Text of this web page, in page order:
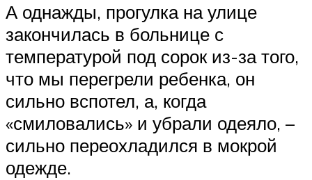
А однажды, прогулка на улице
закончилась в больнице с
температурой под сорок из-за того,
что мы перегрели ребенка, он
сильно вспотел, а, когда
«смиловались» и убрали одеяло, –
сильно переохладился в мокрой
одежде.